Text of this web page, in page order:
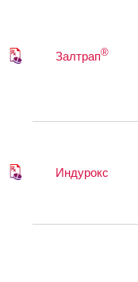
Залтрап®
Индурокс